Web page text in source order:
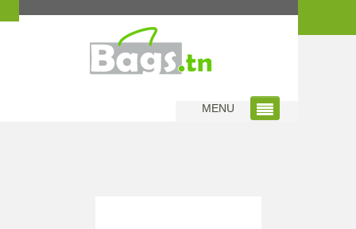
MENU
Home | Sac Ingraissable